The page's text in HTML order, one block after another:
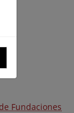
Fundaciones